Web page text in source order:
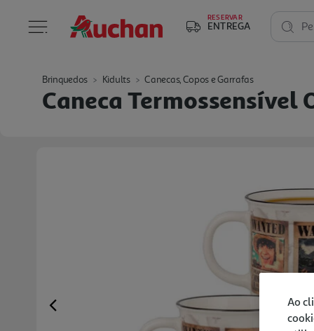
RESERVAR
ENTREGA
Brinquedos Kidults Canecas, Copos e Garrafas
Caneca Termossensível
Previous
Ao